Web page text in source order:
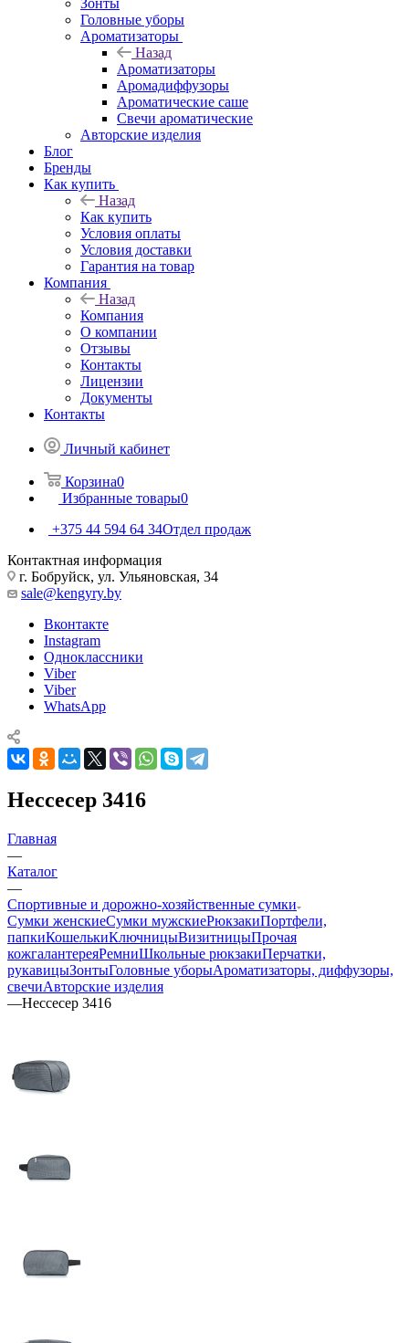
Зонты
Головные уборы
Ароматизаторы
Назад
Ароматизаторы
Аромадиффузоры
Ароматические саше
Свечи ароматические
Авторские изделия
Блог
Бренды
Как купить
Назад
Как купить
Условия оплаты
Условия доставки
Гарантия на товар
Компания
Назад
Компания
О компании
Отзывы
Контакты
Лицензии
Документы
Контакты
Личный кабинет
Корзина0
Избранные товары0
+375 44 594 64 34Отдел продаж
Контактная информация
г. Бобруйск, ул. Ульяновская, 34
sale@kengyry.by
Вконтакте
Instagram
Одноклассники
Viber
Viber
WhatsApp
Нессесер 3416
Главная
—
Каталог
—
Спортивные и дорожно-хозяйственные сумки
Сумки женскиеСумки мужскиеРюкзакиПортфели,
папкиКошелькиКлючницыВизитницыПрочая
кожгалантереяРемниШкольные рюкзакиПерчатки,
рукавицыЗонтыГоловные уборыАроматизаторы, диффузоры,
свечиАвторские изделия
—Нессесер 3416